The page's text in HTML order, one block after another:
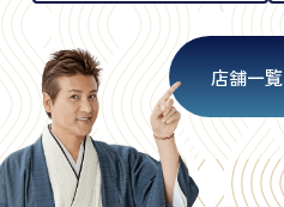
店舗一